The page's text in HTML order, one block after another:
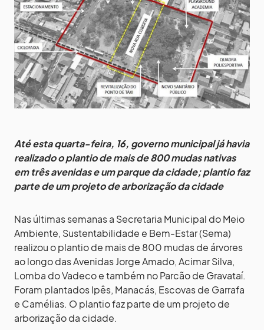
Até esta quarta-feira, 16, governo municipal já havia
realizado o plantio de mais de 800 mudas nativas
em três avenidas e um parque da cidade; plantio faz
parte de um projeto de arborização da cidade
Nas últimas semanas a Secretaria Municipal do Meio
Ambiente, Sustentabilidade e Bem-Estar (Sema)
realizou o plantio de mais de 800 mudas de árvores
ao longo das Avenidas Jorge Amado, Acimar Silva,
Lomba do Vadeco e também no Parcão de Gravataí.
Foram plantados Ipês, Manacás, Escovas de Garrafa
e Camélias. O plantio faz parte de um projeto de
arborização da cidade.